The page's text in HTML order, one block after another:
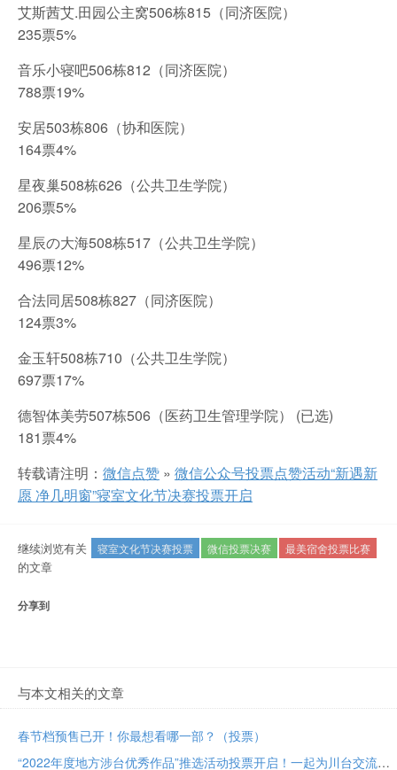
艾斯茜艾.田园公主窝506栋815（同济医院）
235票5%
音乐小寝吧506栋812（同济医院）
788票19%
安居503栋806（协和医院）
164票4%
星夜巢508栋626（公共卫生学院）
206票5%
星辰の大海508栋517（公共卫生学院）
496票12%
合法同居508栋827（同济医院）
124票3%
金玉轩508栋710（公共卫生学院）
697票17%
德智体美劳507栋506（医药卫生管理学院） (已选)
181票4%
转载请注明： 微信点赞 » 微信公众号投票点赞活动“新遇新
愿 净几明窗”寝室文化节决赛投票开启
继续浏览有关 寝室文化节决赛投票 微信投票决赛 最美宿舍投票比赛
的文章
分享到
与本文相关的文章
春节档预售已开！你最想看哪一部？（投票）
“2022年度地方涉台优秀作品”推选活动投票开启！一起为川台交流成果助力！